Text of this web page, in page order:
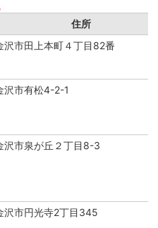
住所
沢市田上本町４丁目82番
沢市有松4-2-1
沢市泉が丘２丁目8-3
沢市円光寺2丁目345